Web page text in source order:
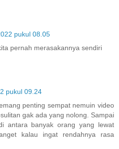
pukul 08.05
pernah merasakannya sendiri
pukul 09.24
penting sempat nemuin video
gak ada yang nolong. Sampai
antara banyak orang yang lewat
kalau ingat rendahnya rasa